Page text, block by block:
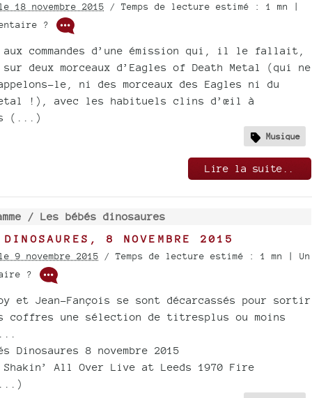
18 novembre 2015 / Temps de lecture estimé : 1 mn |
?
commandes d’une émission qui, il le fallait,
sur deux morceaux d’Eagles of Death Metal (qui ne
le, ni des morceaux des Eagles ni du
!), avec les habituels clins d’œil à
(...)
Musique
Lire la suite..
/ Les bébés dinosaures
DINOSAURES, 8 NOVEMBRE 2015
9 novembre 2015 / Temps de lecture estimé : 1 mn | Un
?
et Jean-Fançois se sont décarcassés pour sortir
coffres une sélection de titresplus ou moins
Dinosaures 8 novembre 2015
Shakin’ All Over Live at Leeds 1970 Fire